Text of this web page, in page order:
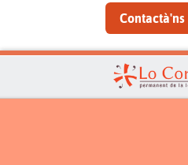
Contactà'ns